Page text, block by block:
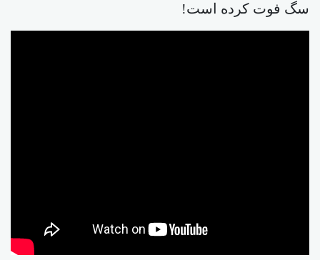
سگ فوت کرده است!